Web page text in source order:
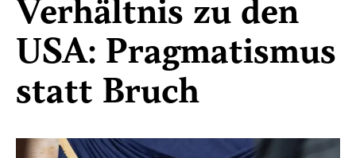
Verhältnis zu den
USA: Pragmatismus
statt Bruch